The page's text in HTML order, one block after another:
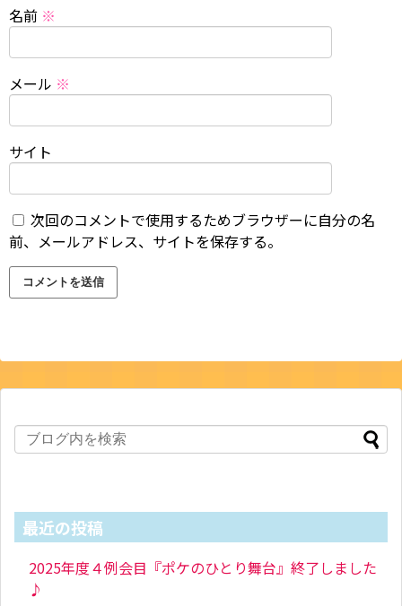
名前 ※
メール ※
サイト
次回のコメントで使用するためブラウザーに自分の名
前、メールアドレス、サイトを保存する。
最近の投稿
2025年度４例会目『ポケのひとり舞台』終了しました
♪